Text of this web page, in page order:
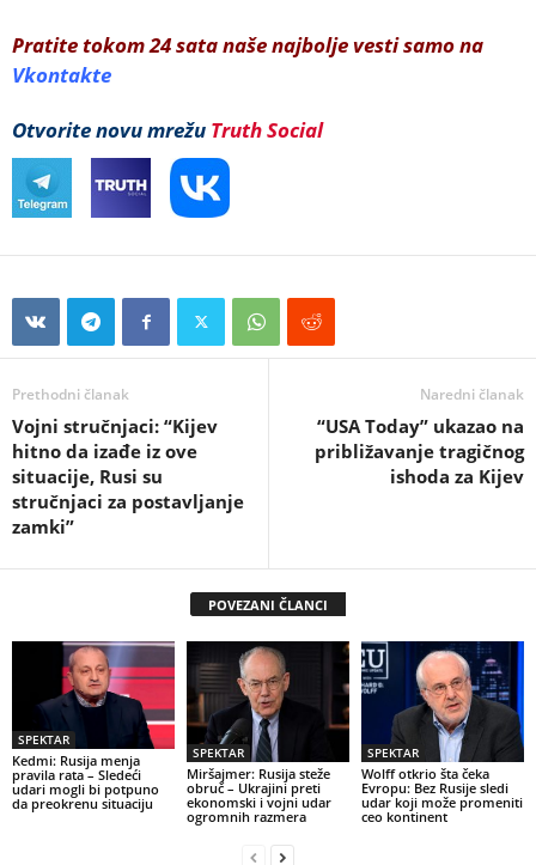
Pratite tokom 24 sata naše najbolje vesti samo na
Vkontakte
Otvorite novu mrežu Truth Social
Prethodni članak
Vojni stručnjaci: “Kijev
hitno da izađe iz ove
situacije, Rusi su
stručnjaci za postavljanje
zamki”
Naredni članak
“USA Today” ukazao na
približavanje tragičnog
ishoda za Kijev
POVEZANI ČLANCI
SPEKTAR
Kedmi: Rusija menja
pravila rata – Sledeći
udari mogli bi potpuno
da preokrenu situaciju
SPEKTAR
Miršajmer: Rusija steže
obruč – Ukrajini preti
ekonomski i vojni udar
ogromnih razmera
SPEKTAR
Wolff otkrio šta čeka
Evropu: Bez Rusije sledi
udar koji može promeniti
ceo kontinent